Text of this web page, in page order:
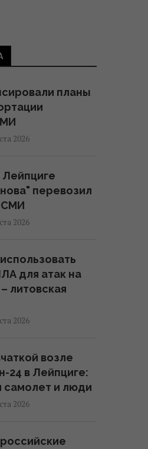
планы
2026
Лейпциге
перевозил
СМИ
2026
для атак на
литовская
2026
возле
24 в Лейпциге:
самолет и люди
2026